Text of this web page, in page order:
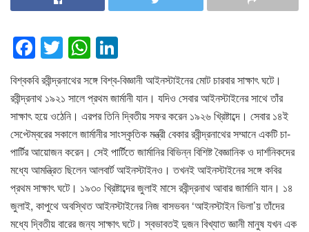
F
a
c
e
b
o
o
k
T
wi
tt
er
W
h
at
s
A
p
p
n
k
e
dI
n
বিশ্বকবি রবীন্দ্রনাথের সঙ্গে বিশ্ব-বিজ্ঞানী আইনস্টাইনের মোট চারবার সাক্ষাৎ ঘটে।
রবীন্দ্রনাথ ১৯২১ সালে প্রথম জার্মানী যান। যদিও সেবার আইনস্টাইনের সাথে তাঁর
সাক্ষাৎ হয়ে ওঠেনি। এরপর তিনি দ্বিতীয় সফর করেন ১৯২৬ খ্রিষ্টাব্দে। সেবার ১৪ই
সেপ্টেম্বরের সকালে জার্মানীর সাংস্কৃতিক মন্ত্রী বেকার রবীন্দ্রনাথের সম্মানে একটি চা-
পার্টির আয়োজন করেন। সেই পার্টিতে জার্মানির বিভিন্ন বিশিষ্ট বৈজ্ঞানিক ও দার্শনিকদের
মধ্যে আমন্ত্রিত ছিলেন আলবার্ট আইনস্টাইনও। তখনই আইনস্টাইনের সঙ্গে কবির
প্রথম সাক্ষাৎ ঘটে। ১৯৩০ খ্রিষ্টাব্দের জুলাই মাসে রবীন্দ্রনাথ আবার জার্মানি যান। ১৪
জুলাই, কাপুথে অবস্থিত আইনস্টাইনের নিজ বাসভবন ‘আইনস্টাইন ভিলা’য় তাঁদের
মধ্যে দ্বিতীয় বারের জন্য সাক্ষাৎ ঘটে। স্বভাবতই দুজন বিখ্যাত জ্ঞানী মানুষ যখন এক